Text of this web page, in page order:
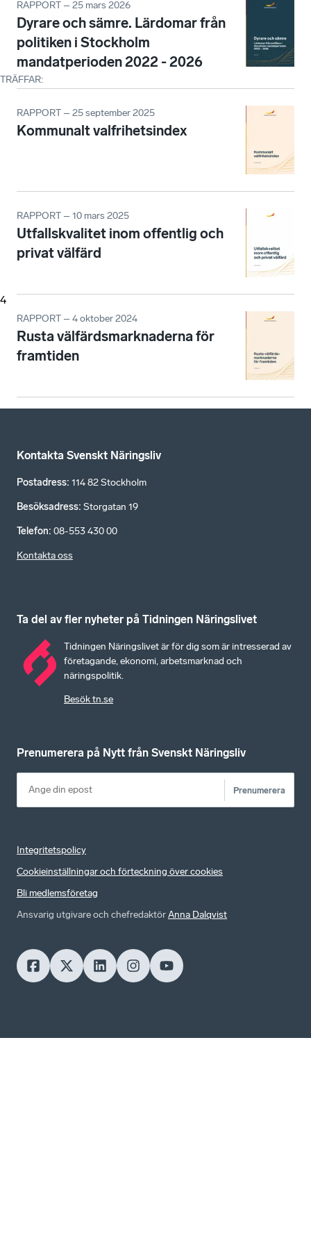
TRÄFFAR:
4
RAPPORT – 25 mars 2026
Dyrare och sämre. Lärdomar från
politiken i Stockholm
mandatperioden 2022 - 2026
RAPPORT – 25 september 2025
Kommunalt valfrihetsindex
RAPPORT – 10 mars 2025
Utfallskvalitet inom offentlig och
privat välfärd
RAPPORT – 4 oktober 2024
Rusta välfärdsmarknaderna för
framtiden
Kontakta Svenskt Näringsliv
Postadress: 114 82 Stockholm
Besöksadress: Storgatan 19
Telefon: 08-553 430 00
Kontakta oss
Ta del av fler nyheter på Tidningen Näringslivet
Tidningen Näringslivet är för dig som är intresserad av
företagande, ekonomi, arbetsmarknad och
näringspolitik.
Besök tn.se
Prenumerera på Nytt från Svenskt Näringsliv
Prenumerera
Integritetspolicy
Cookieinställningar och förteckning över cookies
Bli medlemsföretag
Ansvarig utgivare och chefredaktörAnna Dalqvist